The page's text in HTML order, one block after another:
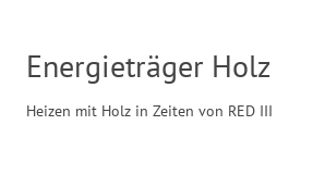
Energieträger Holz
Heizen mit Holz in Zeiten von RED III